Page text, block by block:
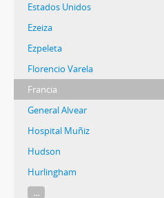
Estados Unidos
Ezeiza
Ezpeleta
Florencio Varela
Francia
General Alvear
Hospital Muñiz
Hudson
Hurlingham
...